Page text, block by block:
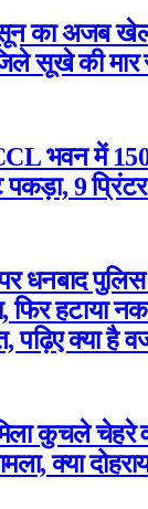
का अजब खेल:
सूखे की मार
भवन में
पकड़ा, 9
धनबाद
फिर हटाया
पढ़िए क्या है
कुचले चेहरे
क्या